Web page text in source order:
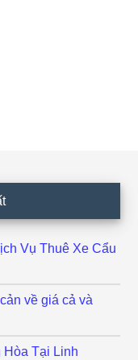
Vụ Thuê Xe Cẩu
về giá cả và
Tại Linh